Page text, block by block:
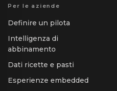
Per le aziende
Definire un pilota
Intelligenza di
abbinamento
Dati ricette e pasti
Esperienze embedded